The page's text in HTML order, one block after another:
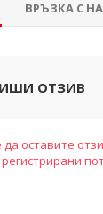
ВРЪЗКА С
ОТЗИВ
оставите